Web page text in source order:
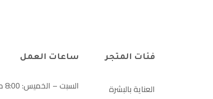
فئات المتجر
العناية بالبشرة
ساعات العمل
السبت – الخميس: 8:00 ص – 1:00 ص